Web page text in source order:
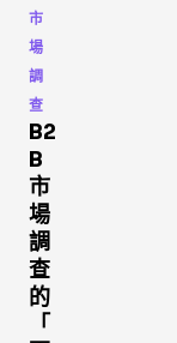
市
場
調
查
B2
B
市
場
調
查
的
「